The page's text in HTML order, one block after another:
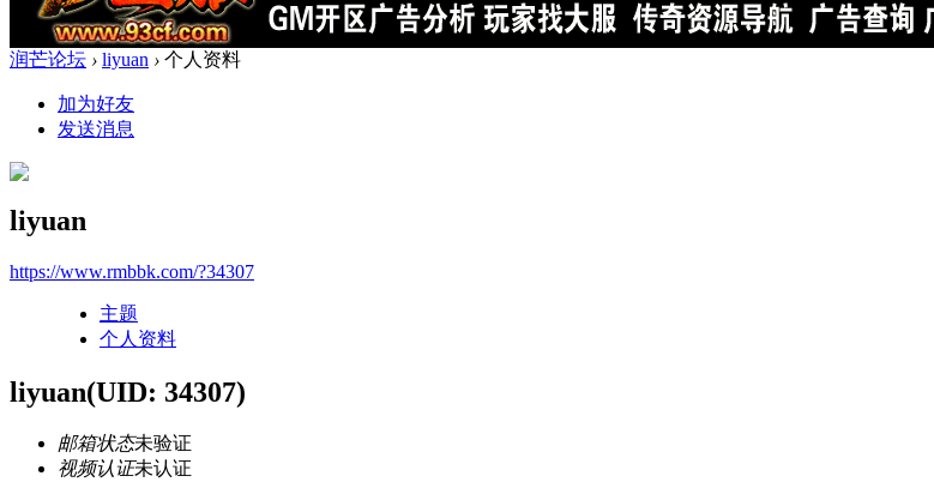
润芒论坛 › liyuan › 个人资料
加为好友
发送消息
liyuan
https://www.rmbbk.com/?34307
主题
个人资料
liyuan(UID: 34307)
邮箱状态未验证
视频认证未认证